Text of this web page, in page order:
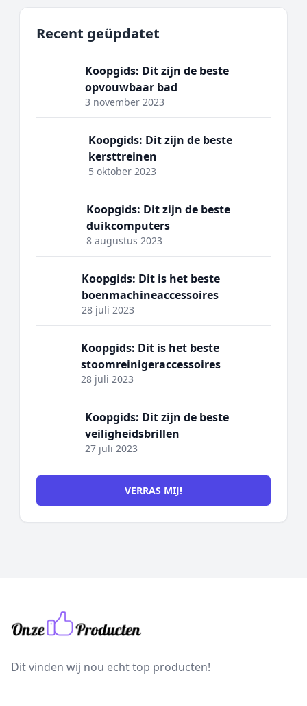
Recent geüpdatet
Koopgids: Dit zijn de beste
opvouwbaar bad
3 november 2023
Koopgids: Dit zijn de beste
kersttreinen
5 oktober 2023
Koopgids: Dit zijn de beste
duikcomputers
8 augustus 2023
Koopgids: Dit is het beste
boenmachineaccessoires
28 juli 2023
Koopgids: Dit is het beste
stoomreinigeraccessoires
28 juli 2023
Koopgids: Dit zijn de beste
veiligheidsbrillen
27 juli 2023
VERRAS MIJ!
Dit vinden wij nou echt top producten!